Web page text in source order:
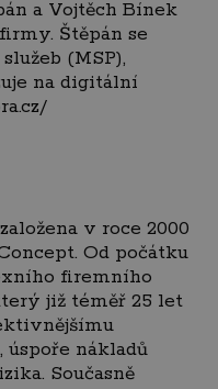
a Vojtěch Bínek
Štěpán se
(MSP),
na digitální
v roce 2000
Od počátku
firemního
již téměř 25 let
nákladů
Současně